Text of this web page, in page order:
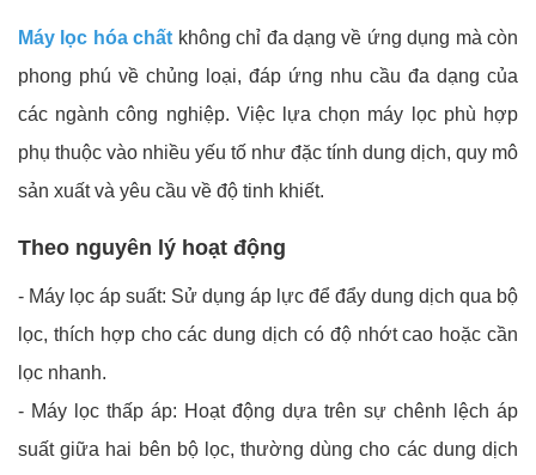
Máy lọc hóa chất không chỉ đa dạng về ứng dụng mà còn
phong phú về chủng loại, đáp ứng nhu cầu đa dạng của
các ngành công nghiệp. Việc lựa chọn máy lọc phù hợp
phụ thuộc vào nhiều yếu tố như đặc tính dung dịch, quy mô
sản xuất và yêu cầu về độ tinh khiết.
Theo nguyên lý hoạt động
- Máy lọc áp suất: Sử dụng áp lực để đẩy dung dịch qua bộ
lọc, thích hợp cho các dung dịch có độ nhớt cao hoặc cần
lọc nhanh.
- Máy lọc thấp áp: Hoạt động dựa trên sự chênh lệch áp
suất giữa hai bên bộ lọc, thường dùng cho các dung dịch